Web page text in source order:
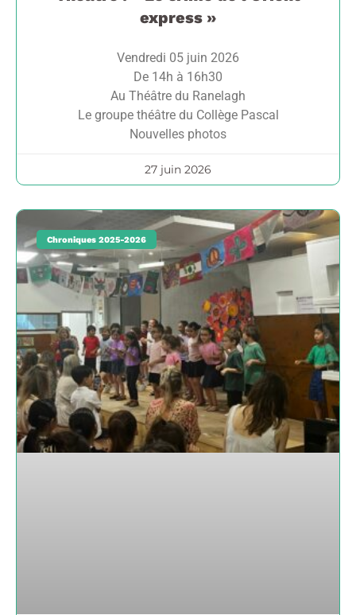
express »
Vendredi 05 juin 2026
De 14h à 16h30
Au Théâtre du Ranelagh
Le groupe théâtre du Collège Pascal
Nouvelles photos
27 juin 2026
Chroniques 2025-2026